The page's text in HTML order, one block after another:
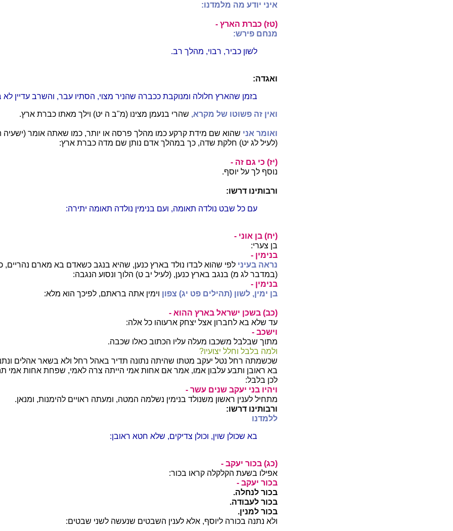
איני יודע מה מלמדנו:
(טז) כברת הארץ -
מנחם פירש:
לשון כביר, רבוי, מהלך רב.
ואגדה:
בזמן שהארץ חלולה ומנוקבת ככברה שהניר מצוי, הסתיו עבר, והשרב עדיין לא
ואין זה פשוטו של מקרא, שהרי בנעמן מצינו (מ"ב ה יט) וילך מאתו כברת ארץ.
ואומר אני שהוא שם מידת קרקע כמו מהלך פרסה או יותר, כמו שאתה אומר (ישעיה
(לעיל לג יט) חלקת שדה, כך במהלך אדם נותן שם מדה כברת ארץ:
(יז) כי גם זה -
נוסף לך על יוסף.
ורבותינו דרשו:
עם כל שבט נולדה תאומה, ועם בנימין נולדה תאומה יתירה:
(יח) בן אוני -
בן צערי:
בנימין -
נראה בעיני לפי שהוא לבדו נולד בארץ כנען, שהיא בנגב כשאדם בא מארם נהריים,
(במדבר לג מ) בנגב בארץ כנען, (לעיל יב ט) הלוך ונסוע הנגבה:
בנימין -
בן ימין, לשון (תהילים פט יג) צפון וימין אתה בראתם, לפיכך הוא מלא:
(כב) בשכן ישראל בארץ ההוא -
עד שלא בא לחברון אצל יצחק ארעוהו כל אלה:
וישכב -
מתוך שבלבל משכבו מעלה עליו הכתוב כאלו שכבה.
ולמה בלבל וחלל יצועיו?
שכשמתה רחל נטל יעקב מטתו שהיתה נתונה תדיר באהל רחל ולא בשאר אהלים
בא ראובן ותבע עלבון אמו, אמר אם אחות אמי הייתה צרה לאמי, שפחת אחות אמי
לכן בלבל:
ויהיו בני יעקב שנים עשר -
מתחיל לענין ראשון משנולד בנימין נשלמה המטה, ומעתה ראויים להימנות, ומנאן.
ורבותינו דרשו:
ללמדנו
בא שכולן שוין, וכולן צדיקים, שלא חטא ראובן:
(כג) בכור יעקב -
אפילו בשעת הקלקלה קראו בכור:
בכור יעקב -
בכור לנחלה.
בכור לעבודה.
בכור למנין.
ולא נתנה בכורה ליוסף, אלא לענין השבטים שנעשה לשני שבטים: